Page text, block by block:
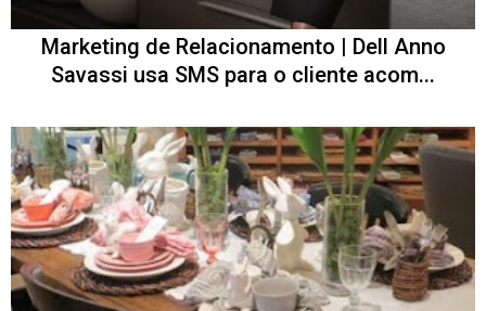
Marketing de Relacionamento | Dell Anno
Savassi usa SMS para o cliente acom...